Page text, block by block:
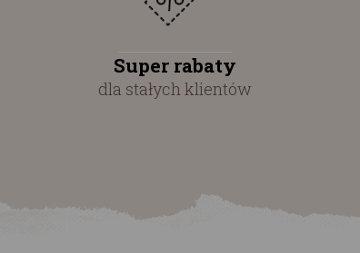
Super rabaty
dla stałych klientów